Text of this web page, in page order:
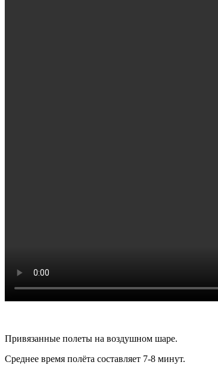
Привязанные полеты на воздушном шаре.
Среднее время полёта составляет 7-8 минут.